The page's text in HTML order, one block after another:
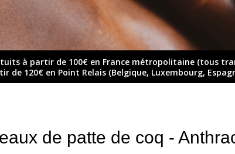
à partir de 100€ en France métropolitaine (tous
de 120€ en Point Relais (Belgique, Luxembourg,
de patte de coq -